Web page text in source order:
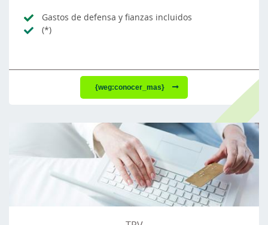
Gastos de defensa y fianzas incluidos
(*)
{weg:conocer_mas}